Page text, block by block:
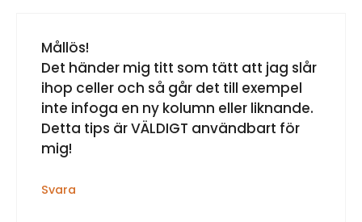
Mållös!
Det händer mig titt som tätt att jag slår
ihop celler och så går det till exempel
inte infoga en ny kolumn eller liknande.
Detta tips är VÄLDIGT användbart för
mig!
Svara